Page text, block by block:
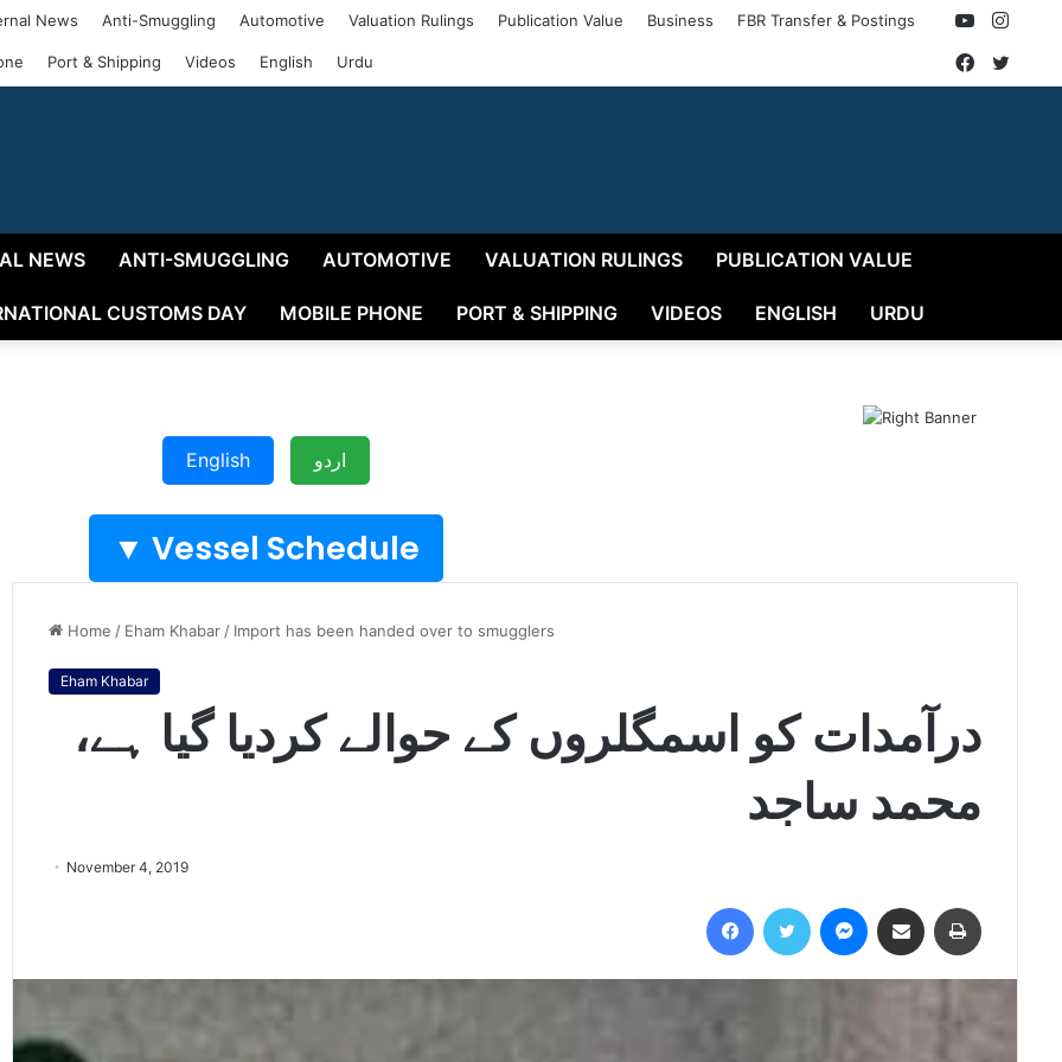
News Anti-Smuggling Automotive Valuation Rulings Publication Value Business FBR Transfer & Postings
Port & Shipping Videos English Urdu
YouTube
Facebook
NEWS ANTI-SMUGGLING AUTOMOTIVE VALUATION RULINGS PUBLICATION VALUE
CUSTOMS DAY MOBILE PHONE PORT & SHIPPING VIDEOS ENGLISH URDU
English اردو
Vessel Schedule ▼
Home / Eham Khabar / Import has been handed over to smugglers
Eham Khabar
درآمدات کو اسمگلروں کے حوالے کردیا گیا ہے،
محمد ساجد
November 4, 2019